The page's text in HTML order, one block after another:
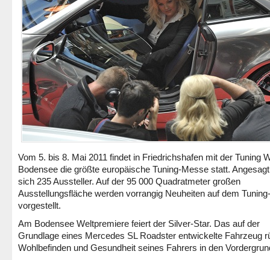
Vom 5. bis 8. Mai 2011 findet in Friedrichshafen mit der Tuning
Bodensee die größte europäische Tuning-Messe statt.
sich 235 Aussteller. Auf der 95 000 Quadratmeter großen
Ausstellungsfläche werden vorrangig Neuheiten auf dem
vorgestellt.
Am Bodensee Weltpremiere feiert der Silver-Star. Das auf der
Grundlage eines Mercedes SL Roadster entwickelte Fahrzeug
Wohlbefinden und Gesundheit seines Fahrers in den